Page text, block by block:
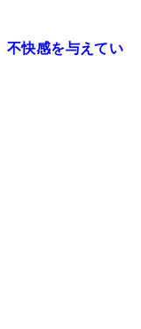
不快感を与えてい